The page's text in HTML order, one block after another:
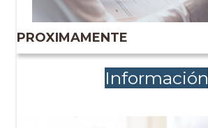
PROXIMAMENTE
Información